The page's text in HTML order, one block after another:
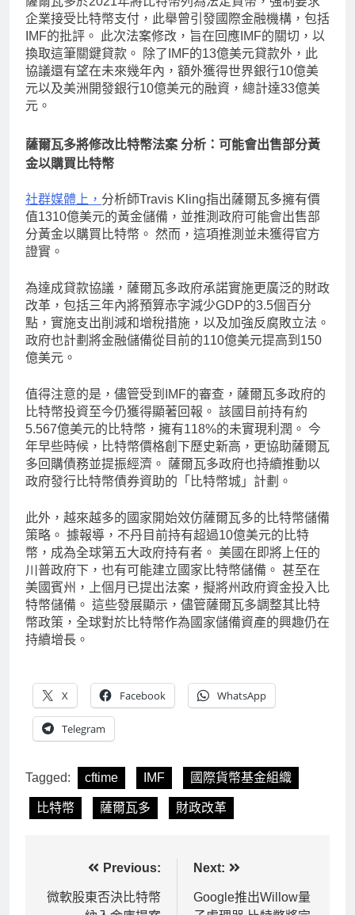
企業接受比特幣支付，此舉曾引發國際金融機構，包括
IMF的批評。 此次法案修改，旨在回應IMF的關切，以
換取這筆關鍵貸款。 除了IMF的13億美元貸款外，此
協議還有望在未來幾年內，額外獲得世界銀行10億美
元以及美洲開發銀行10億美元的融資，總計達33億美
元。
薩爾瓦多將修改比特幣法案 分析：可能會出售部分黃
金以購買比特幣
社群媒體上， 分析師Travis Kling指出薩爾瓦多擁有價
值1310億美元的黃金儲備，並推測政府可能會出售部
分黃金以購買比特幣。 然而，這項推測並未獲得官方
證實。
為達成貸款協議，薩爾瓦多政府承諾實施更廣泛的財政
改革，包括三年內將預算赤字減少GDP的3.5個百分
點，實施支出削減和增稅措施，以及加強反腐敗立法。
政府也計劃將金融儲備從目前的110億美元提高到150
億美元。
值得注意的是，儘管受到IMF的審查，薩爾瓦多政府的
比特幣投資至今仍獲得顯著回報。 該國目前持有約
5.567億美元的比特幣，擁有118%的未實現利潤。 今
年早些時候，比特幣價格創下歷史新高，更協助薩爾瓦
多回購債務並提振經濟。 薩爾瓦多政府也持續推動以
政府發行比特幣債券資助的「比特幣城」計劃。
此外，越來越多的國家開始效仿薩爾瓦多的比特幣儲備
策略。 據報導，不丹目前持有超過10億美元的比特
幣，成為全球第五大政府持有者。 美國在即將上任的
川普政府下，也有可能建立國家比特幣儲備。 甚至在
美國賓州，上個月已提出法案，擬將州政府資金投入比
特幣儲備。 這些發展顯示，儘管薩爾瓦多調整其比特
幣政策，全球對於比特幣作為國家儲備資產的興趣仍在
持續增長。
X Facebook WhatsApp
Telegram
Tagged: cftime IMF 國際貨幣基金組織
比特幣 薩爾瓦多 財政改革
章
Previous:
微軟股東否決比特幣
Next:
Google推出Willow量